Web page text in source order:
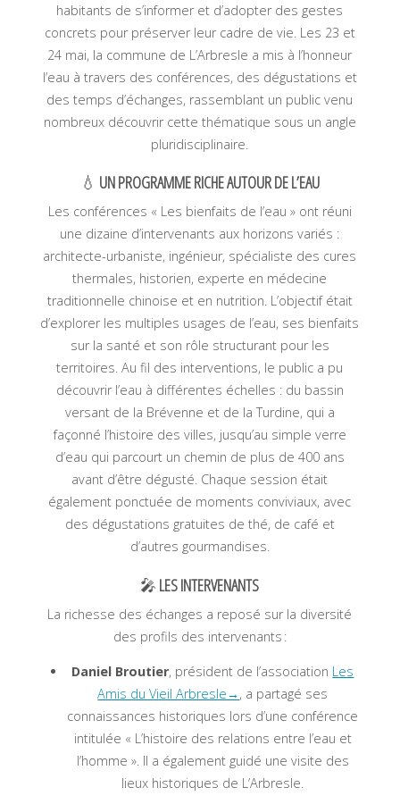
habitants de s’informer et d’adopter des gestes
concrets pour préserver leur cadre de vie . Les 23 et
24 mai, la commune de L’Arbresle a mis à l’honneur
l’eau à travers des conférences, des dégustations et
des temps d’échanges, rassemblant un public venu
nombreux découvrir cette thématique sous un angle
pluridisciplinaire.
💧 UN PROGRAMME RICHE AUTOUR DE L’EAU
Les conférences « Les bienfaits de l’eau » ont réuni
une dizaine d’intervenants aux horizons variés :
architecte-urbaniste, ingénieur, spécialiste des cures
thermales, historien, experte en médecine
traditionnelle chinoise et en nutrition. L’objectif était
d’explorer les multiples usages de l’eau, ses bienfaits
sur la santé et son rôle structurant pour les
territoires. Au fil des interventions, le public a pu
découvrir l’eau à différentes échelles : du bassin
versant de la Brévenne et de la Turdine, qui a
façonné l’histoire des villes, jusqu’au simple verre
d’eau qui parcourt un chemin de plus de 400 ans
avant d’être dégusté. Chaque session était
également ponctuée de moments conviviaux, avec
des dégustations gratuites de thé, de café et
d’autres gourmandises.
🎤 LES INTERVENANTS
La richesse des échanges a reposé sur la diversité
des profils des intervenants :
Daniel Broutier, président de l’association Les
Amis du Vieil Arbresle→ , a partagé ses
connaissances historiques lors d’une conférence
intitulée « L’histoire des relations entre l’eau et
l’homme ». Il a également guidé une visite des
lieux historiques de L’Arbresle.